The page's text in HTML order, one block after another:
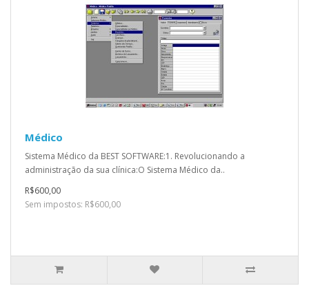
Médico
Sistema Médico da BEST SOFTWARE:1. Revolucionando a
administração da sua clínica:O Sistema Médico da..
R$600,00
Sem impostos: R$600,00